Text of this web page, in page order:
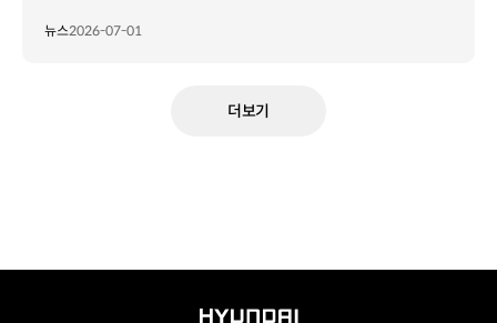
뉴스2026-07-01
더보기